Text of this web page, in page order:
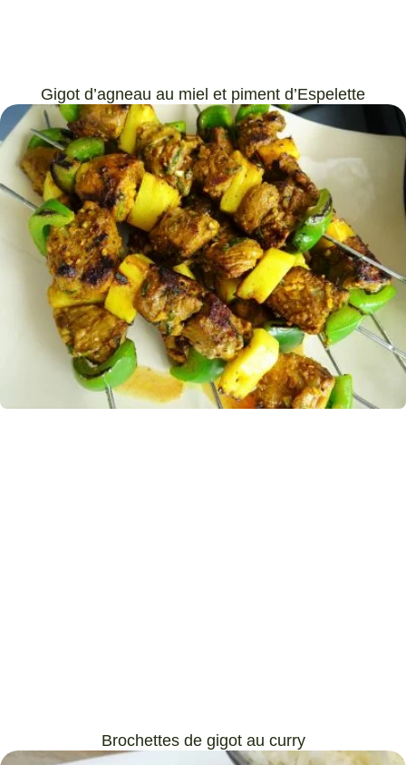
Gigot d’agneau au miel et piment d’Espelette
Brochettes de gigot au curry